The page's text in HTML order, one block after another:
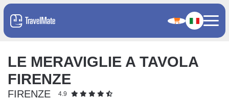
LE MERAVIGLIE A TAVOLA
FIRENZE
FIRENZE 4.9